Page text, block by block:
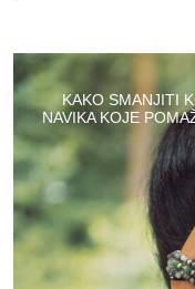
KAKO SMANJITI
NAVIKA KOJE